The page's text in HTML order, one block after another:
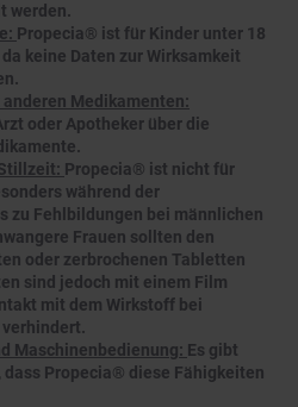
werden.
Propecia® ist für Kinder unter 18
keine Daten zur Wirksamkeit
Medikamenten:
oder Apotheker über die
Propecia® ist nicht für
während der
zu Fehlbildungen bei männlichen
Frauen sollten den
oder zerbrochenen Tabletten
sind jedoch mit einem Film
mit dem Wirkstoff bei
Maschinenbedienung: Es gibt
dass Propecia® diese Fähigkeiten